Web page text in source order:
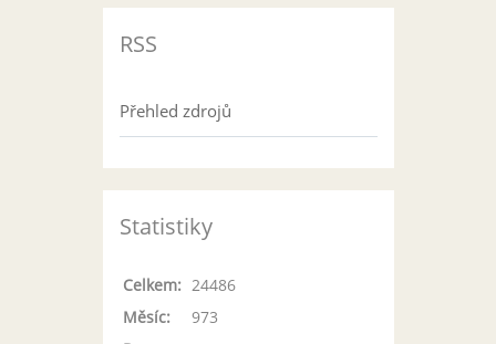
RSS
Přehled zdrojů
Statistiky
Celkem: 24486
Měsíc:
973